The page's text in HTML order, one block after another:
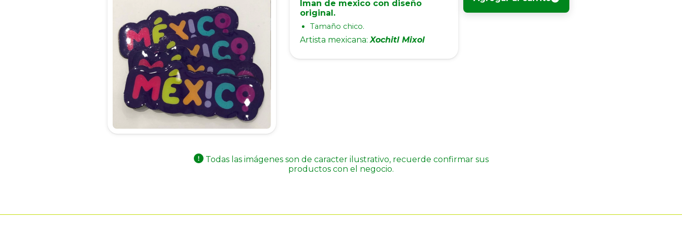
Iman de mexico con diseño
original.
Tamaño chico.
Artista mexicana:Xochitl Mixol
Todas las imágenes son de caracter ilustrativo, recuerde confirmar sus
productos con el negocio.